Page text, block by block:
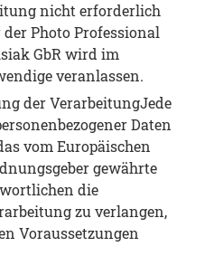
nicht erforderlich
Photo Professional
GbR wird im
veranlassen.
der VerarbeitungJede
Daten
vom Europäischen
gewährte
die
zu verlangen,
Voraussetzungen